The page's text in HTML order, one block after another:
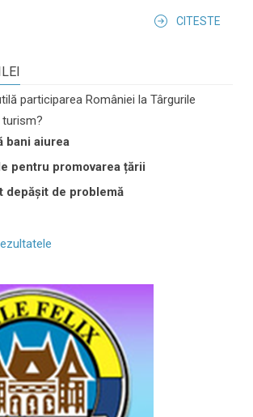
CITESTE
participarea României la Târgurile
bani aiurea
pentru promovarea țării
depășit de problemă